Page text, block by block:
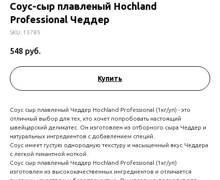
Соус-сыр плавленый Hochland
Professional Чеддер
SKU: 13785
548 руб.
Купить
Соус сыр плавленый Чеддер Hochland Professional (1кг/уп) - это
отличный выбор для тех, кто хочет попробовать настоящий
швейцарский деликатес. Он изготовлен из отборного сыра Чеддер и
натуральных ингредиентов с добавлением специй.
Соус имеет густую однородную текстуру и насыщенный вкус Чеддера
с легкой пикантной ноткой.
Соус сыр плавленый Чеддер Hochland Professional (1кг/уп)
изготовлен из высококачественных ингредиентов и отличается